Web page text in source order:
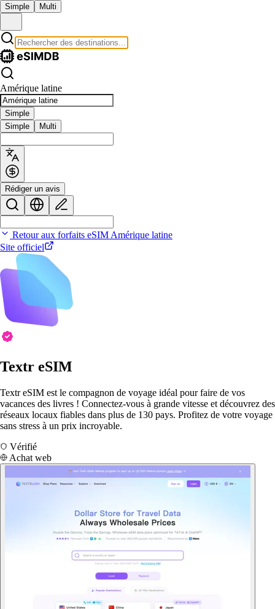
Simple Multi
Amérique latine
Simple
Simple
Multi
Rédiger un avis
Retour aux forfaits eSIM Amérique latine
Site officiel
Textr eSIM
Textr eSIM est le compagnon de voyage idéal pour faire de vos
vacances des livres ! Connectez-vous à grande vitesse et découvrez des
réseaux locaux fiables dans plus de 130 pays. Profitez de votre voyage
sans stress à un prix incroyable.
Vérifié
Achat web